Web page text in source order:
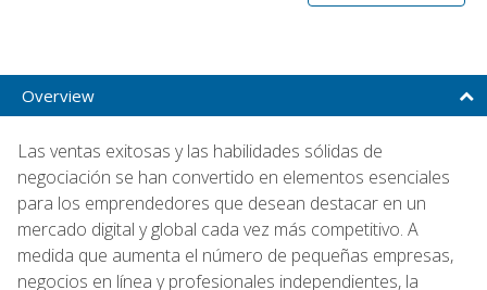
Overview
Las ventas exitosas y las habilidades sólidas de
negociación se han convertido en elementos esenciales
para los emprendedores que desean destacar en un
mercado digital y global cada vez más competitivo. A
medida que aumenta el número de pequeñas empresas,
negocios en línea y profesionales independientes, la